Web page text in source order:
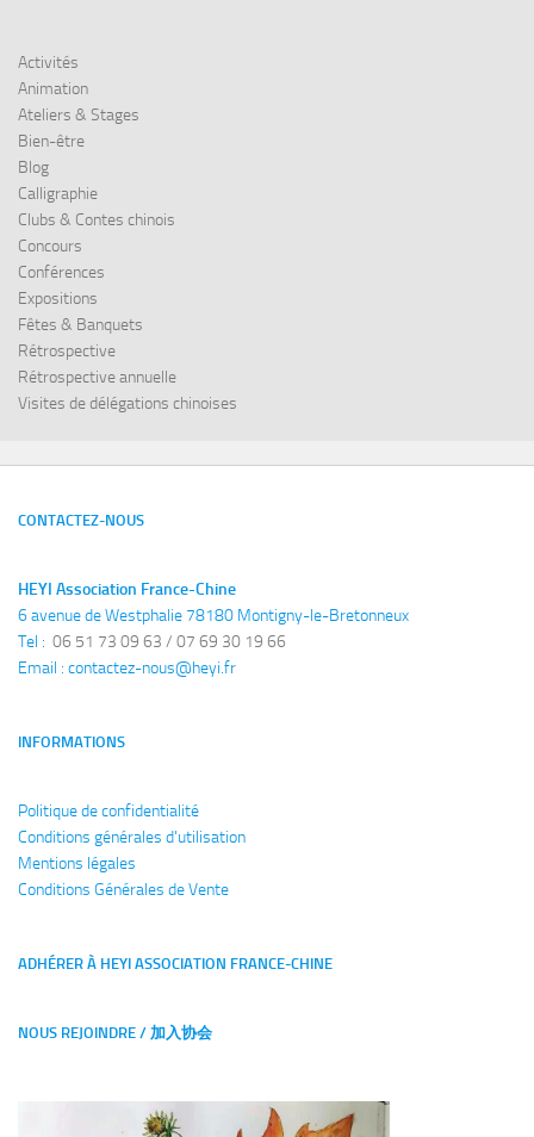
Activités
Animation
Ateliers & Stages
Bien-être
Blog
Calligraphie
Clubs & Contes chinois
Concours
Conférences
Expositions
Fêtes & Banquets
Rétrospective
Rétrospective annuelle
Visites de délégations chinoises
CONTACTEZ-NOUS
HEYI Association France-Chine
6 avenue de Westphalie 78180 Montigny-le-Bretonneux
Tel : 06 51 73 09 63 / 07 69 30 19 66
Email : contactez-nous@heyi.fr
INFORMATIONS
Politique de confidentialité
Conditions générales d'utilisation
Mentions légales
Conditions Générales de Vente
ADHÉRER À HEYI ASSOCIATION FRANCE-CHINE
NOUS REJOINDRE / 加入协会